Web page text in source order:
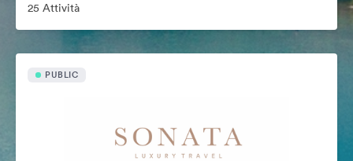
25 Attività
PUBLIC